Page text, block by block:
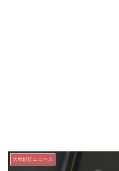
大韓民国ニュース